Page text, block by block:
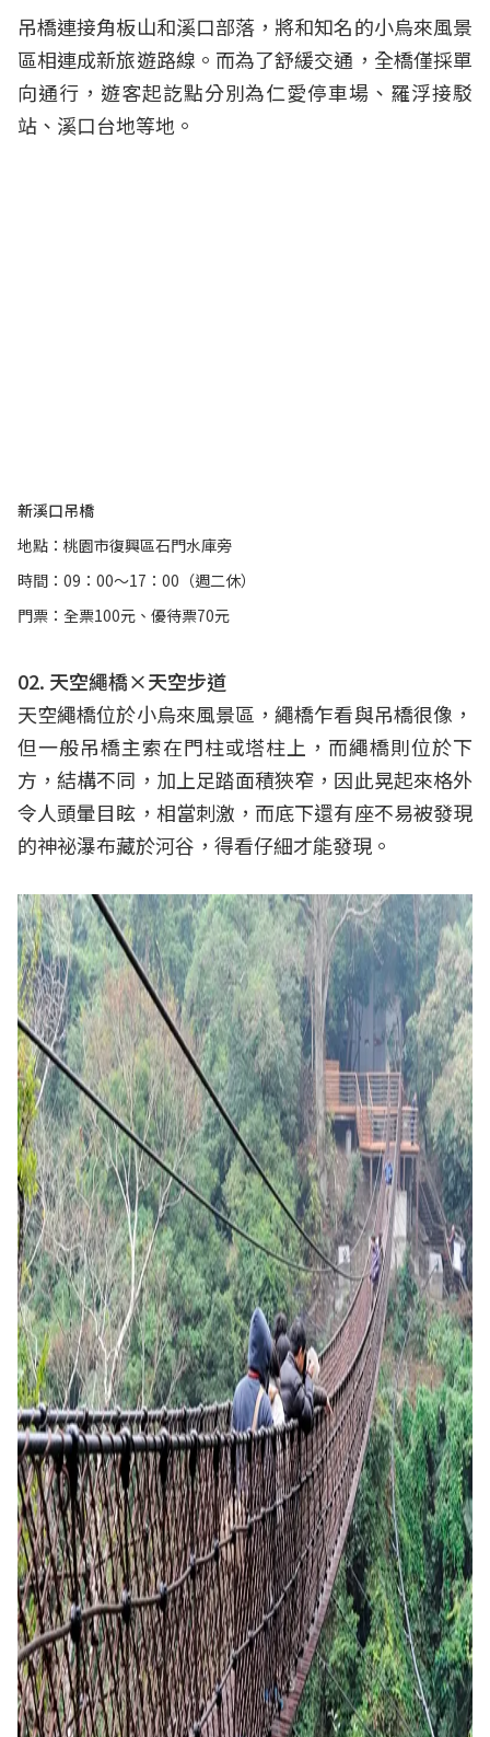
吊橋連接角板山和溪口部落，將和知名的小烏來風景
區相連成新旅遊路線。而為了舒緩交通，全橋僅採單
向通行，遊客起訖點分別為仁愛停車場、羅浮接駁
站、溪口台地等地。
新溪口吊橋
地點：桃園市復興區石門水庫旁
時間：09：00～17：00（週二休）
門票：全票100元、優待票70元
02. 天空繩橋×天空步道
天空繩橋位於小烏來風景區，繩橋乍看與吊橋很像，
但一般吊橋主索在門柱或塔柱上，而繩橋則位於下
方，結構不同，加上足踏面積狹窄，因此晃起來格外
令人頭暈目眩，相當刺激，而底下還有座不易被發現
的神祕瀑布藏於河谷，得看仔細才能發現。